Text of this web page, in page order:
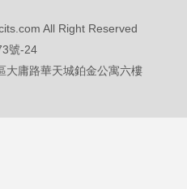
All Right Reserved
號-24
大庸路華天城鉑金公寓六樓